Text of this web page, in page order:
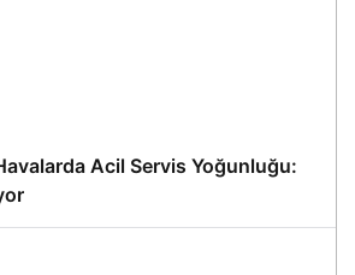
Havalarda Acil Servis Yoğunluğu: